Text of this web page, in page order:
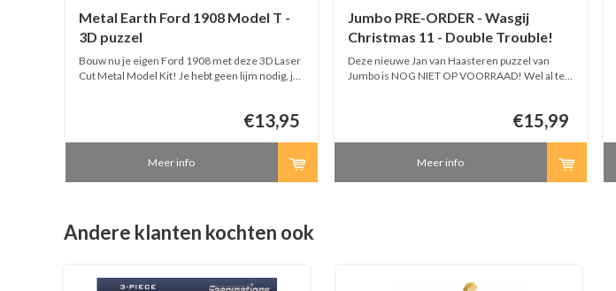
Metal Earth Ford 1908 Model T -
3D puzzel
Bouw nu je eigen Ford 1908 met deze 3D Laser
Cut Metal Model Kit! Je hebt geen lijm nodig, je
Bewonderende blikken gegarandeerd!€13,95
Meer info
Jumbo PRE-ORDER - Wasgij
Christmas 11 - Double Trouble!
-1000 stukjes
Deze nieuwe Jan van Haasteren puzzel van
Jumbo is NOG NIET OP VOORRAAD! Wel al te
€15,99
Meer info
Andere klanten kochten ook